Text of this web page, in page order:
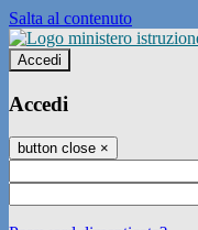
Salta al contenuto
Accedi
Accedi
button close ×